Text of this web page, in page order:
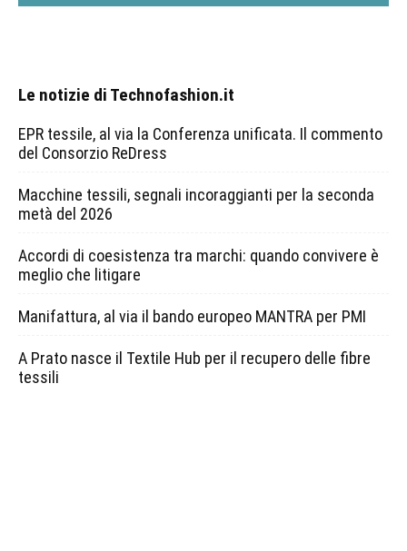
Le notizie di Technofashion.it
EPR tessile, al via la Conferenza unificata. Il commento
del Consorzio ReDress
Macchine tessili, segnali incoraggianti per la seconda
metà del 2026
Accordi di coesistenza tra marchi: quando convivere è
meglio che litigare
Manifattura, al via il bando europeo MANTRA per PMI
A Prato nasce il Textile Hub per il recupero delle fibre
tessili